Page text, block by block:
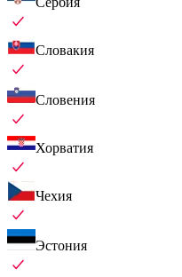
Словакия
Словения
Хорватия
Чехия
Эстония